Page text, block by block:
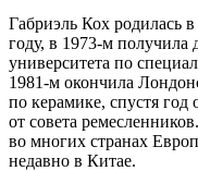
Габриэль Кох родилась
году, в 1973-м получила
университета по
1981-м окончила
по керамике, спустя
от совета
во многих странах
недавно в Китае.